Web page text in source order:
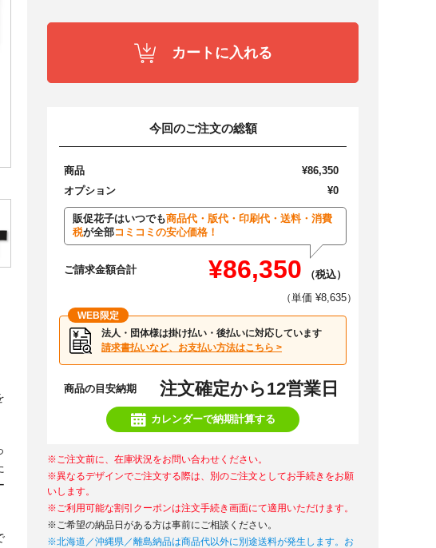
カートに入れる
今回のご注文の総額
商品
¥86,350
オプション
¥0
販促花子はいつでも商品代・版代・印刷代・送料・消費
税が全部コミコミの安心価格！
ご請求金額合計 ¥86,350
（税込）
（単価 ¥8,635）
WEB限定
法人・団体様は掛け払い・後払いに対応しています
請求書払いなど、お支払い方法はこちら >
商品の目安納期 注文確定から12営業日
カレンダーで納期計算する
※ご注文前に、在庫状況をお問い合わせください。
※異なるデザインでご注文する際は、別のご注文としてお手続きをお願
いします。
※ご利用可能な割引クーポンは注文手続き画面にて適用いただけます。
※ご希望の納品日がある方は事前にご相談ください。
※北海道／沖縄県／離島納品は商品代以外に別途送料が発生します。お